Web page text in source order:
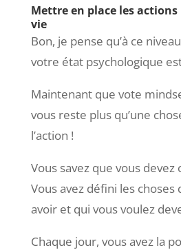
Mettre en place les
vie
Bon, je pense qu’à ce
votre état psychologique
Maintenant que vote
vous reste plus qu’une
l’action !
Vous savez que vous devez
Vous avez défini les choses
avoir et qui vous voulez
Chaque jour, vous avez la